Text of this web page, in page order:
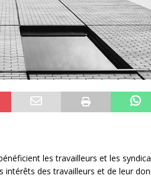
les travailleurs et les
des travailleurs et de leur